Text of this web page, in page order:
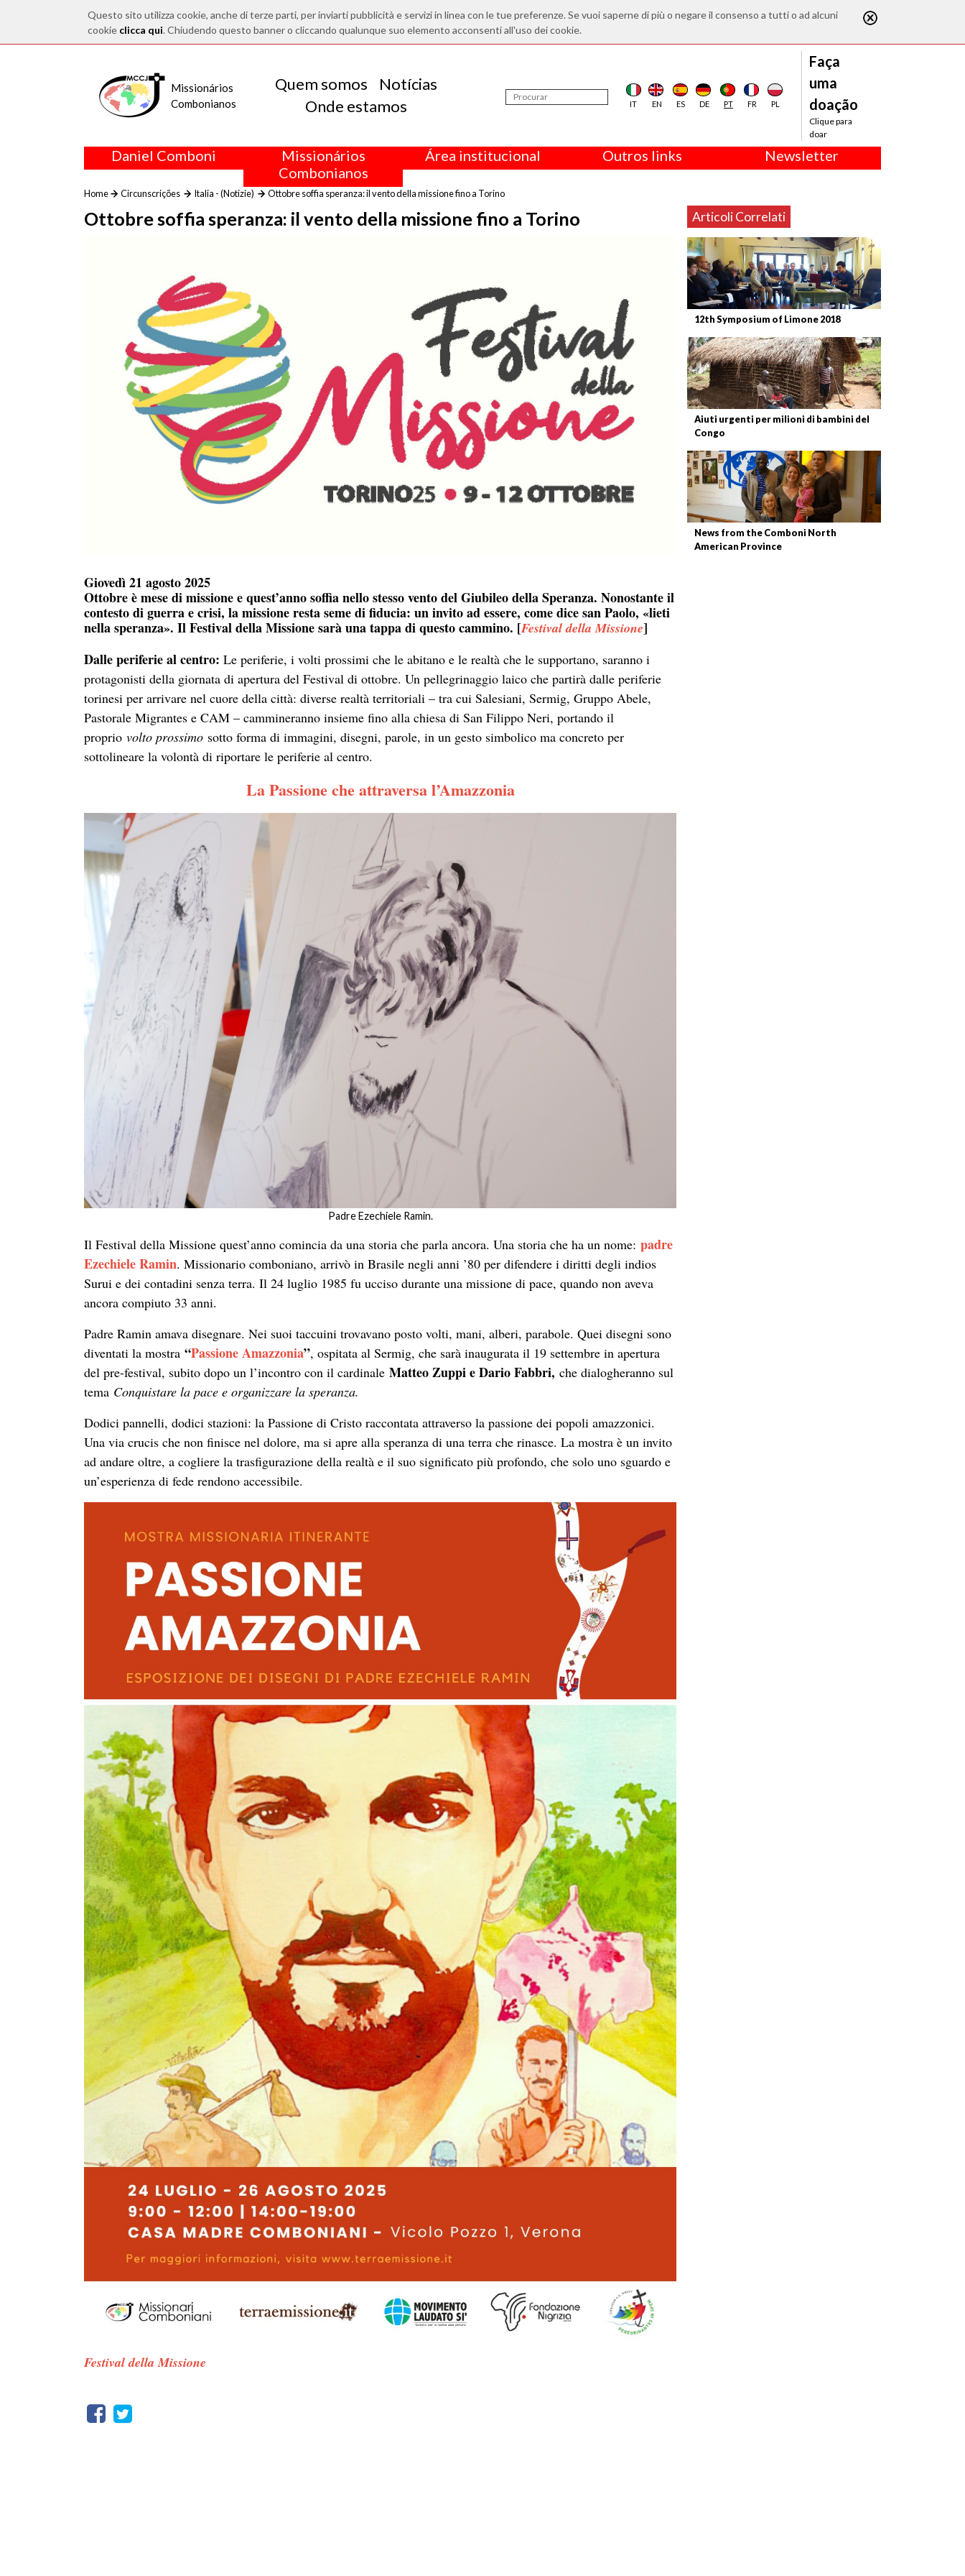
Questo sito utilizza cookie, anche di terze parti, per inviarti pubblicità e servizi in linea con le tue preferenze. Se vuoi saperne di più o negare il consenso a tutti o ad alcuni
cookie clicca qui. Chiudendo questo banner o cliccando qualunque suo elemento acconsenti all'uso dei cookie.
Missionários
Combonianos
Quem somos
Notícias
Onde estamos
IT EN ES DE PT FR PL
Faça
uma
doação
Clique para
doar
Daniel Comboni
Missionários
Combonianos
Área institucional Outros links Newsletter
Home Circunscrições Italia - (Notizie) Ottobre soffia speranza: il vento della missione fino a Torino
Ottobre soffia speranza: il vento della missione fino a Torino Articoli Correlati
12th Symposium of Limone 2018
Aiuti urgenti per milioni di bambini del
Congo
News from the Comboni North
American Province
Giovedì 21 agosto 2025
Ottobre è mese di missione e quest’anno soffia nello stesso vento del Giubileo della Speranza. Nonostante il
contesto di guerra e crisi, la missione resta seme di fiducia: un invito ad essere, come dice san Paolo, «lieti
nella speranza». Il Festival della Missione sarà una tappa di questo cammino. [Festival della Missione]
Dalle periferie al centro: Le periferie, i volti prossimi che le abitano e le realtà che le supportano, saranno i
protagonisti della giornata di apertura del Festival di ottobre. Un pellegrinaggio laico che partirà dalle periferie
torinesi per arrivare nel cuore della città: diverse realtà territoriali – tra cui Salesiani, Sermig, Gruppo Abele,
Pastorale Migrantes e CAM – cammineranno insieme fino alla chiesa di San Filippo Neri, portando il
proprio volto prossimo sotto forma di immagini, disegni, parole, in un gesto simbolico ma concreto per
sottolineare la volontà di riportare le periferie al centro.
La Passione che attraversa l’Amazzonia
Padre Ezechiele Ramin.
Il Festival della Missione quest’anno comincia da una storia che parla ancora. Una storia che ha un nome: padre
Ezechiele Ramin. Missionario comboniano, arrivò in Brasile negli anni ’80 per difendere i diritti degli indios
Surui e dei contadini senza terra. Il 24 luglio 1985 fu ucciso durante una missione di pace, quando non aveva
ancora compiuto 33 anni.
Padre Ramin amava disegnare. Nei suoi taccuini trovavano posto volti, mani, alberi, parabole. Quei disegni sono
diventati la mostra “Passione Amazzonia”, ospitata al Sermig, che sarà inaugurata il 19 settembre in apertura
del pre-festival, subito dopo un l’incontro con il cardinale Matteo Zuppi e Dario Fabbri, che dialogheranno sul
tema Conquistare la pace e organizzare la speranza.
Dodici pannelli, dodici stazioni: la Passione di Cristo raccontata attraverso la passione dei popoli amazzonici.
Una via crucis che non finisce nel dolore, ma si apre alla speranza di una terra che rinasce. La mostra è un invito
ad andare oltre, a cogliere la trasfigurazione della realtà e il suo significato più profondo, che solo uno sguardo e
un’esperienza di fede rendono accessibile.
Festival della Missione